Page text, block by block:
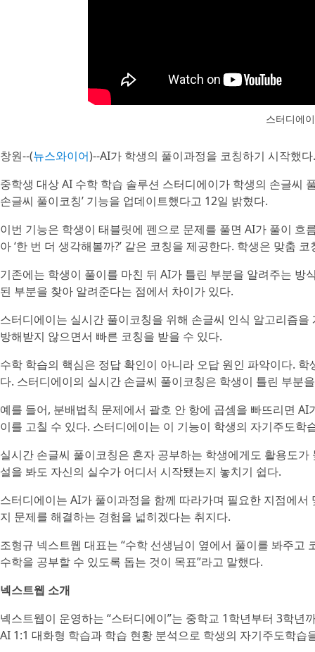
스터디에
창원--(뉴스와이어)--AI가 학생의 풀이과정을 코칭하기 시작했다.
중학생 대상 AI 수학 학습 솔루션 스터디에이가 학생의 손글씨
손글씨 풀이코칭’ 기능을 업데이트했다고 12일 밝혔다.
이번 기능은 학생이 태블릿에 펜으로 문제를 풀면 AI가 풀이
아 ‘한 번 더 생각해볼까?’ 같은 코칭을 제공한다. 학생은 맞춤
기존에는 학생이 풀이를 마친 뒤 AI가 틀린 부분을 알려주는
된 부분을 찾아 알려준다는 점에서 차이가 있다.
스터디에이는 실시간 풀이코칭을 위해 손글씨 인식 알고리즘
방해받지 않으면서 빠른 코칭을 받을 수 있다.
수학 학습의 핵심은 정답 확인이 아니라 오답 원인 파악이다.
다. 스터디에이의 실시간 손글씨 풀이코칭은 학생이 틀린 부분
예를 들어, 분배법칙 문제에서 괄호 안 항에 곱셈을 빠뜨리면
이를 고칠 수 있다. 스터디에이는 이 기능이 학생의 자기주도학
실시간 손글씨 풀이코칭은 혼자 공부하는 학생에게도 활용도
설을 봐도 자신의 실수가 어디서 시작됐는지 놓치기 쉽다.
스터디에이는 AI가 풀이과정을 함께 따라가며 필요한 지점에
지 문제를 해결하는 경험을 넓히겠다는 취지다.
조형규 넥스트웹 대표는 “수학 선생님이 옆에서 풀이를 봐주고
수학을 공부할 수 있도록 돕는 것이 목표”라고 말했다.
넥스트웹 소개
넥스트웹이 운영하는 “스터디에이”는 중학교 1학년부터 3학
AI 1:1 대화형 학습과 학습 현황 분석으로 학생의 자기주도학습